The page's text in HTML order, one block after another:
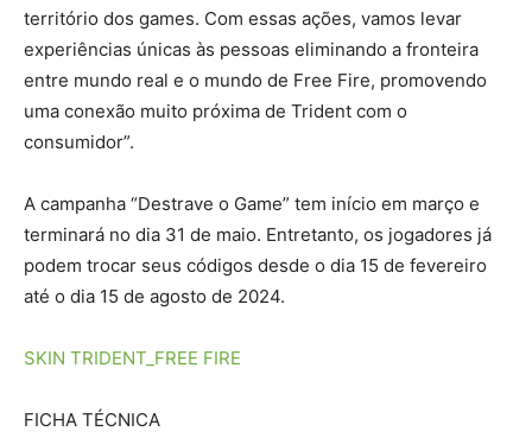
território dos games. Com essas ações, vamos levar
experiências únicas às pessoas eliminando a fronteira
entre mundo real e o mundo de Free Fire, promovendo
uma conexão muito próxima de Trident com o
consumidor”.
A campanha “Destrave o Game” tem início em março e
terminará no dia 31 de maio. Entretanto, os jogadores já
podem trocar seus códigos desde o dia 15 de fevereiro
até o dia 15 de agosto de 2024.
SKIN TRIDENT_FREE FIRE
FICHA TÉCNICA